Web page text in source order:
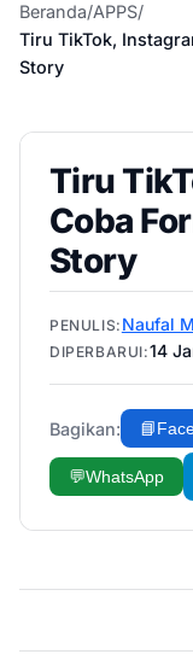
Beranda/APPS/
Tiru TikTok,
Story
Tiru
Coba
Story
PENULIS: Naufal
DIPERBARUI:14
Bagikan: 📘
💬WhatsApp